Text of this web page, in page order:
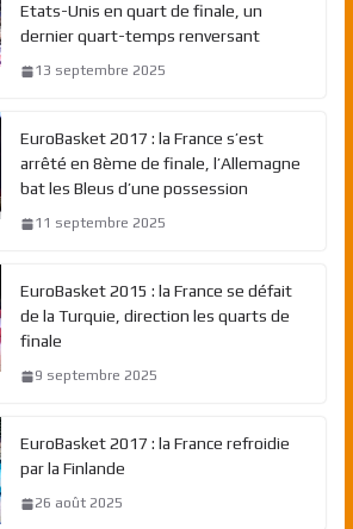
Etats-Unis en quart de finale, un
dernier quart-temps renversant
13 septembre 2025
EuroBasket 2017 : la France s’est
arrêté en 8ème de finale, l’Allemagne
bat les Bleus d’une possession
11 septembre 2025
EuroBasket 2015 : la France se défait
de la Turquie, direction les quarts de
finale
9 septembre 2025
EuroBasket 2017 : la France refroidie
par la Finlande
26 août 2025